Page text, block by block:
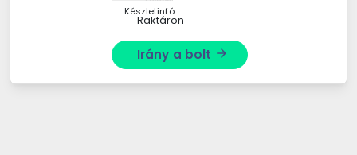
Készletinfó:
Raktáron
Irány a bolt arrow_forward